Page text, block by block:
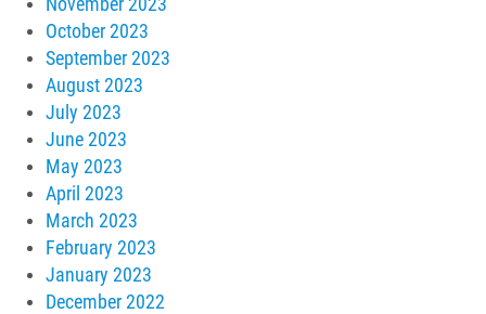
October 2023
September 2023
August 2023
July 2023
June 2023
May 2023
April 2023
March 2023
February 2023
January 2023
December 2022